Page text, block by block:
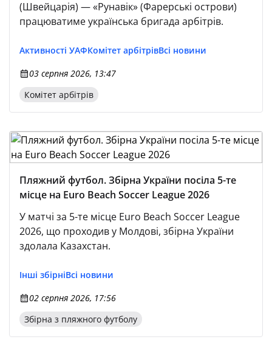
(Швейцарія) — «Рунавік» (Фарерські острови)
працюватиме українська бригада арбітрів.
Активності УАФКомітет арбітрівВсі новини
03 серпня 2026, 13:47
Комітет арбітрів
Пляжний футбол. Збірна України посіла 5-те
місце на Euro Beach Soccer League 2026
У матчі за 5-те місце Euro Beach Soccer League
2026, що проходив у Молдові, збірна України
здолала Казахстан.
Інші збірніВсі новини
02 серпня 2026, 17:56
Збірна з пляжного футболу